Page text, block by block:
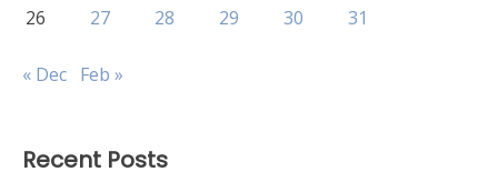
26
27 28 29 30 31
« Dec Feb »
Recent Posts